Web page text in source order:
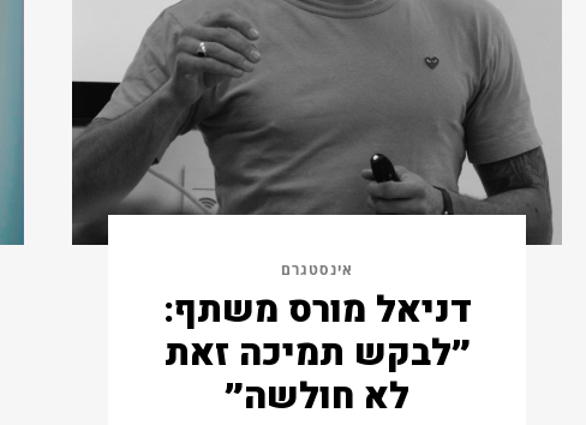
אינסטגרם
דניאל מורס משתף:
״לבקש תמיכה זאת
לא חולשה״